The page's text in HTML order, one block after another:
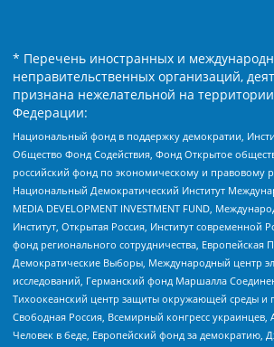
* Перечень иностранных и
неправительственных организаций,
признана нежелательной на
Федерации:
Национальный фонд в поддержку демократии,
Общество Фонд Содействия, Фонд Открытое
российский фонд по экономическому и правовому
Национальный Демократический Институт
MEDIA DEVELOPMENT INVESTMENT FUND,
Институт, Открытая Россия, Институт современной
фонд регионального сотрудничества, Европейская
Демократические Выборы, Международный центр
исследований, Германский фонд Маршалла
Тихоокеанский центр защиты окружающей среды и
Свободная Россия, Всемирный конгресс украинцев,
Человек в беде, Европейский фонд за демократию,